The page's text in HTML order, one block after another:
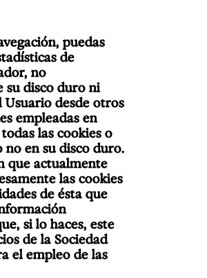
puedas
de
no
su disco duro ni
Usuario desde otros
empleadas en
las cookies o
en su disco duro.
que actualmente
las cookies
de ésta que
si lo haces, este
de la Sociedad
el empleo de las